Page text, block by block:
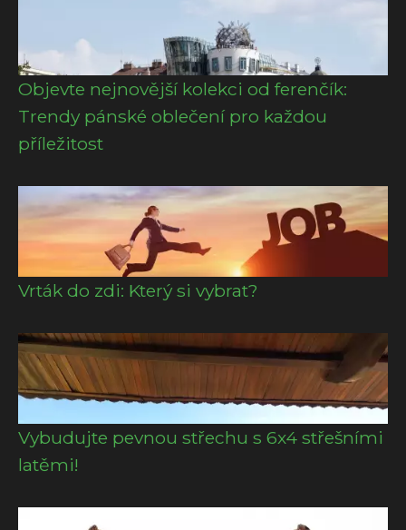
Objevte nejnovější kolekci od ferenčík:
Trendy pánské oblečení pro každou
příležitost
Vrták do zdi: Který si vybrat?
Vybudujte pevnou střechu s 6x4 střešními
latěmi!